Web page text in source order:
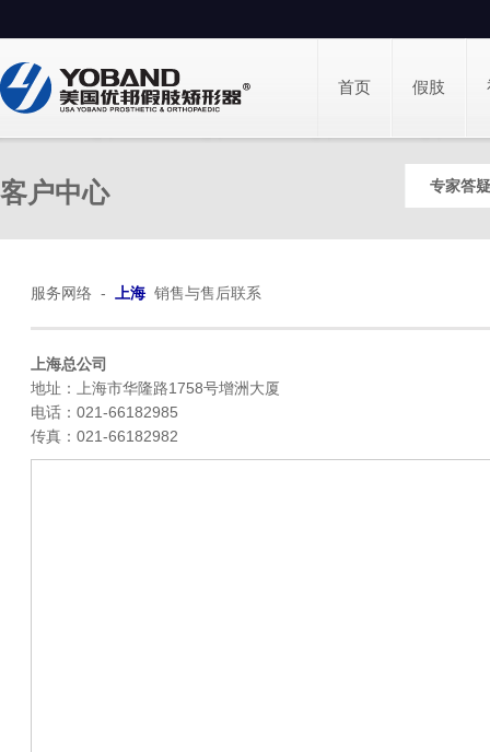
首页 假肢
客户中心 专家答疑
服务网络 - 上海 销售与售后联系
上海总公司
地址：上海市华隆路1758号增洲大厦
电话：021-66182985
传真：021-66182982